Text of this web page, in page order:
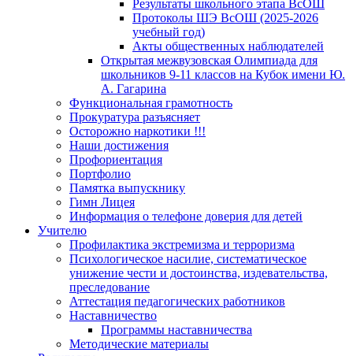
Результаты школьного этапа ВсОШ
Протоколы ШЭ ВсОШ (2025-2026
учебный год)
Акты общественных наблюдателей
Открытая межвузовская Олимпиада для
школьников 9-11 классов на Кубок имени Ю.
А. Гагарина
Функциональная грамотность
Прокуратура разъясняет
Осторожно наркотики !!!
Наши достижения
Профориентация
Портфолио
Памятка выпускнику
Гимн Лицея
Информация о телефоне доверия для детей
Учителю
Профилактика экстремизма и терроризма
Психологическое насилие, систематическое
унижение чести и достоинства, издевательства,
преследование
Аттестация педагогических работников
Наставничество
Программы наставничества
Методические материалы